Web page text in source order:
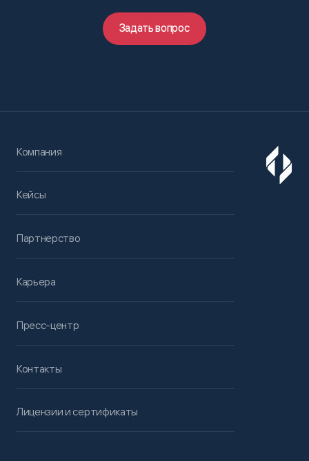
Задать вопрос
Компания
Кейсы
Партнерство
Карьера
Пресс-центр
Контакты
Лицензии и сертификаты